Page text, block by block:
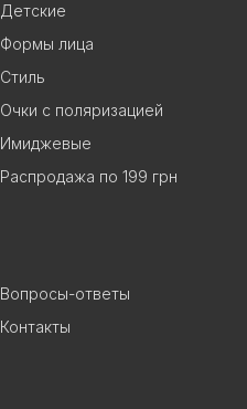
Детские
Формы лица
Стиль
Очки с поляризацией
Имиджевые
Распродажа по 199 грн
Вопросы-ответы
Контакты